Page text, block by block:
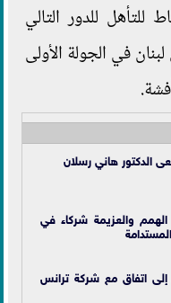
للتأهل للدور التالي
في الجولة الأولى
الدكتور هاني رسلان
الهمم والعزيمة شركاء في
إلى اتفاق مع شركة ترانس